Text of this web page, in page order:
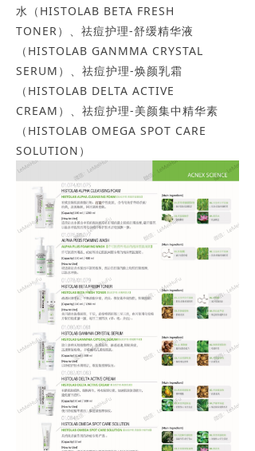
水（HISTOLAB BETA FRESH
TONER）、祛痘护理-舒缓精华液
（HISTOLAB GANMMA CRYSTAL
SERUM）、祛痘护理-焕颜乳霜
（HISTOLAB DELTA ACTIVE
CREAM）、祛痘护理-美颜集中精华素
（HISTOLAB OMEGA SPOT CARE
SOLUTION）